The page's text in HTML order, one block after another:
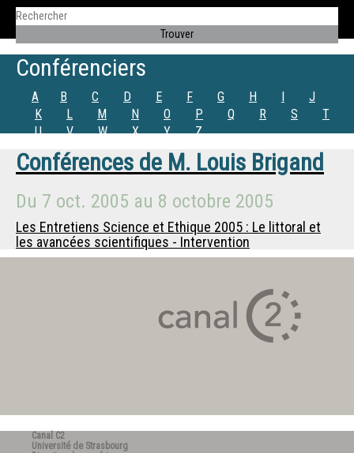
Conférenciers
A B C D E F G H I
J
K
L M N O P Q R S
T
U
V W X Y Z
Conférences de M. Louis Brigand
Du 7 oct. 2005 au 8 octobre 2005
Les Entretiens Science et Ethique 2005 : Le littoral et
les avancées scientifiques - Intervention
Canal C2
Université de Strasbourg